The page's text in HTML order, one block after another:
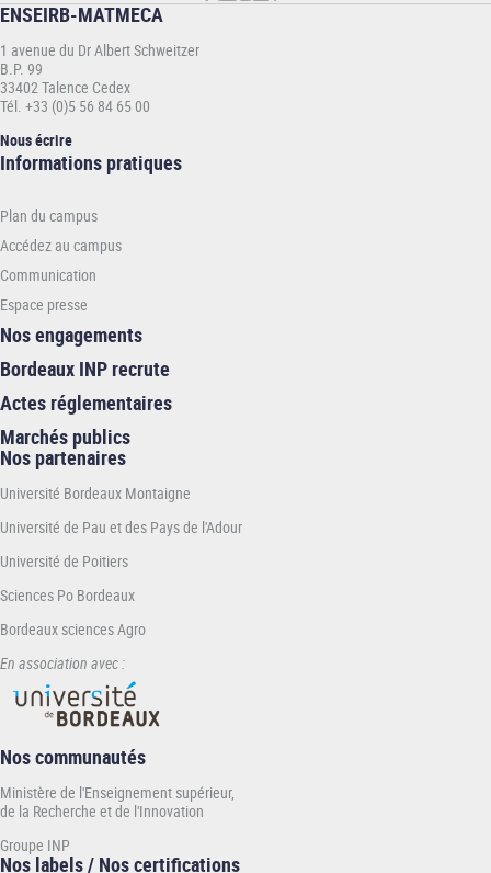
ENSEIRB-MATMECA
1 avenue du Dr Albert Schweitzer
B.P. 99
33402 Talence Cedex
Tél. +33 (0)5 56 84 65 00
Nous écrire
Informations
ENSEIRB-
MATMECA
Informations pratiques
Plan du campus
Accédez au campus
Communication
Espace presse
Nos engagements
Bordeaux INP recrute
Actes réglementaires
Marchés publics
Nos partenaires
Université Bordeaux Montaigne
Université de Pau et des Pays de l'Adour
Université de Poitiers
Sciences Po Bordeaux
Bordeaux sciences Agro
En association avec :
Nos communautés
Ministère de l'Enseignement supérieur,
de la Recherche et de l'Innovation
Groupe INP
Nos labels / Nos certifications